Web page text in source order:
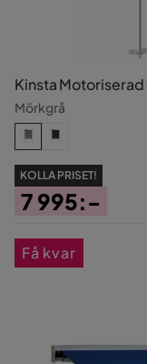
Kinsta
Mörkgrå
KOLLA PRISET!
7 995:-
Få kvar